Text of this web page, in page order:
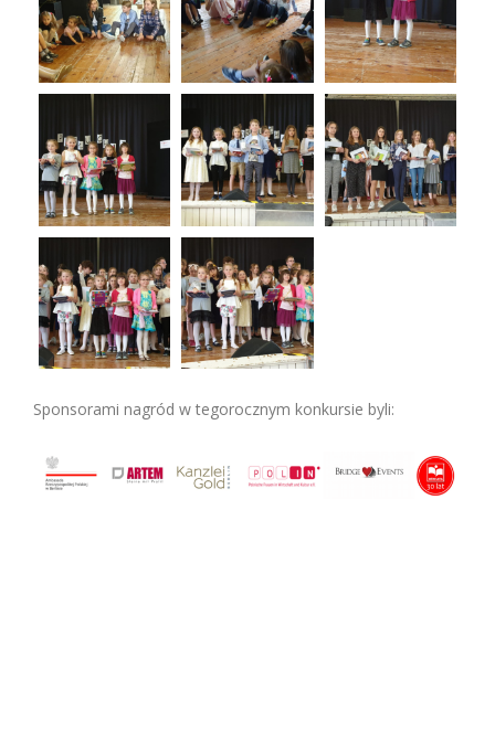
Sponsorami nagród w tegorocznym konkursie byli: